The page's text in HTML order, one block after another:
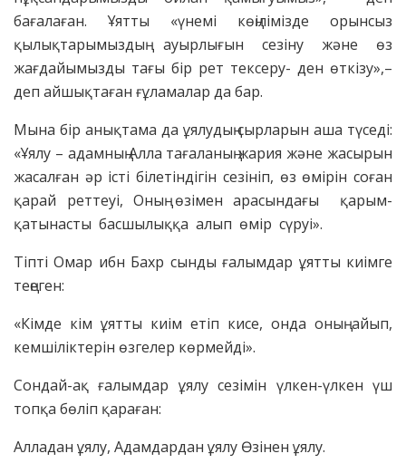
бағалаған. Ұятты «үнемі көңілімізде орынсыз
қылықтарымыздың ауырлығын сезіну және өз
жағдайымызды тағы бір рет тексеру- ден өткізу»,–
деп айшықтаған ғұламалар да бар.
Мына бір анықтама да ұялудың сырларын аша түседі:
«Ұялу – адамның Алла тағаланың жария және жасырын
жасалған әр істі білетіндігін сезініп, өз өмірін соған
қарай реттеуі, Оның өзімен арасындағы қарым-
қатынасты басшылыққа алып өмір сүруі».
Тіпті Омар ибн Бахр сынды ғалымдар ұятты киімге
теңеген:
«Кімде кім ұятты киім етіп кисе, онда оның айып,
кемшіліктерін өзгелер көрмейді».
Сондай-ақ ғалымдар ұялу сезімін үлкен-үлкен үш
топқа бөліп қараған:
Алладан ұялу, Адамдардан ұялу Өзінен ұялу.